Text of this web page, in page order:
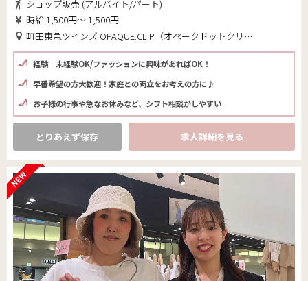
ショップ販売 (アルバイト/パート)
時給 1,500円～ 1,500円
町田東急ツインズ OPAQUE.CLIP（オペークドットクリップ）(東京都 町田市)
経験｜未経験OK/ファッションに興味があればOK！
早番希望の方大歓迎！家庭との両立をお考えの方に♪
お子様の行事や急なお休みなど、シフト相談がしやすい
とりあえず保存 求人詳細を見る